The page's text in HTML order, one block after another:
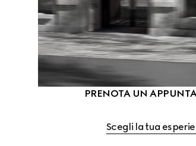
PRENOTA UN
Scegli la tua